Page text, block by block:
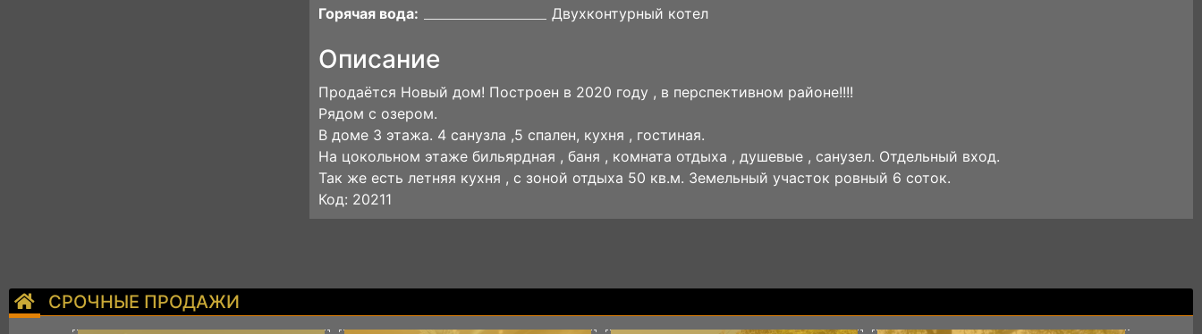
Горячая вода:
Двухконтурный котел
Описание
Продаётся Новый дом! Построен в 2020 году , в перспективном районе!!!!
Рядом с озером.
В доме 3 этажа. 4 санузла ,5 спален, кухня , гостиная.
На цокольном этаже бильярдная , баня , комната отдыха , душевые , санузел. Отдельный вход.
Так же есть летняя кухня , с зоной отдыха 50 кв.м. Земельный участок ровный 6 соток.
Код: 20211
СРОЧНЫЕ ПРОДАЖИ